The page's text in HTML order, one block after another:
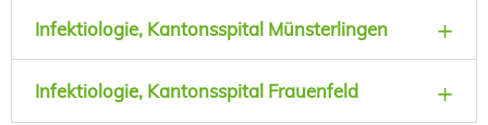
Infektiologie, Kantonsspital Münsterlingen
Infektiologie, Kantonsspital Frauenfeld